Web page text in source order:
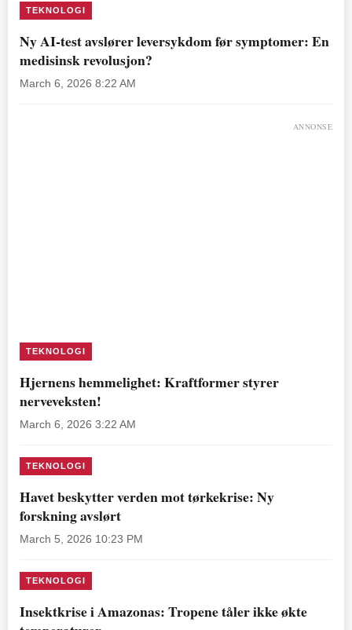
TEKNOLOGI
Ny AI-test avslører leversykdom før symptomer: En
medisinsk revolusjon?
March 6, 2026 8:22 AM
ANNONSE
TEKNOLOGI
Hjernens hemmelighet: Kraftformer styrer
nerveveksten!
March 6, 2026 3:22 AM
TEKNOLOGI
Havet beskytter verden mot tørkekrise: Ny
forskning avslørt
March 5, 2026 10:23 PM
TEKNOLOGI
Insektkrise i Amazonas: Tropene tåler ikke økte